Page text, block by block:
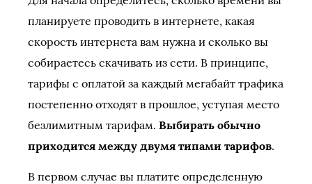
планируете проводить в интернете, какая
скорость интернета вам нужна и сколько вы
собираетесь скачивать из сети. В принципе,
тарифы с оплатой за каждый мегабайт трафика
постепенно отходят в прошлое, уступая место
безлимитным тарифам. Выбирать обычно
приходится между двумя типами тарифов.
В первом случае вы платите определенную